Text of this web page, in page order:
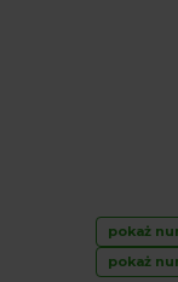
pokaż
pokaż